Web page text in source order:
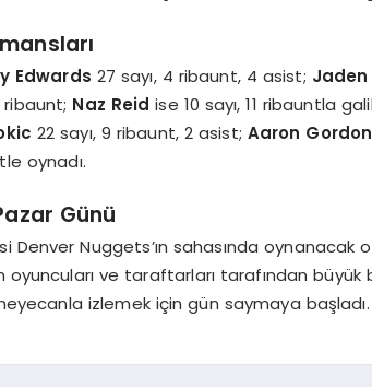
Edwards 27 sayı, 4 ribaunt, 4 asist; Jaden
ribaunt; Naz Reid ise 10 sayı, 11 ribauntla
22 sayı, 9 ribaunt, 2 asist; Aaron Gordon
oynadı.
Günü
Denver Nuggets’ın sahasında oynanacak
oyuncuları ve taraftarları tarafından büyük
izlemek için gün saymaya başladı.